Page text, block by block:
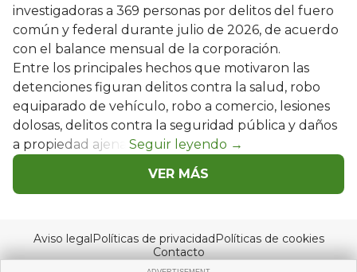
investigadoras a 369 personas por delitos del fuero
común y federal durante julio de 2026, de acuerdo
con el balance mensual de la corporación.
Entre los principales hechos que motivaron las
detenciones figuran delitos contra la salud, robo
equiparado de vehículo, robo a comercio, lesiones
dolosas, delitos contra la seguridad pública y daños
a propiedad ajena.
VER MÁS
Aviso legalPolíticas de privacidadPolíticas de cookies
Contacto